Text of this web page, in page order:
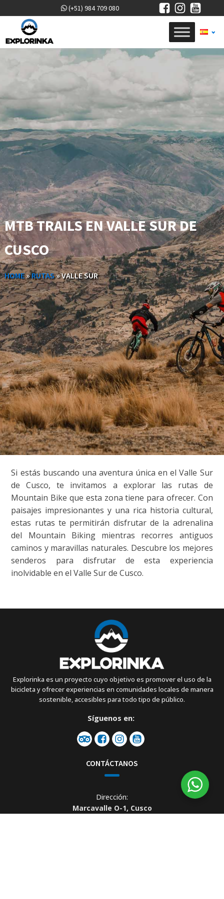
(+51) 984 709 080
MTB TRAILS EN VALLE SUR DE
CUSCO
HOME»RUTAS»VALLE SUR
Si estás buscando una aventura única en el Valle Sur
de Cusco, te invitamos a explorar las rutas de
Mountain Bike que esta zona tiene para ofrecer. Con
paisajes impresionantes y una rica historia cultural,
estas rutas te permitirán disfrutar de la adrenalina
del Mountain Biking mientras recorres antiguos
caminos y maravillas naturales. Descubre los mejores
senderos para disfrutar de esta experiencia
inolvidable en el Valle Sur de Cusco.
Explorinka es un proyecto cuyo objetivo es promover el uso de la
bicicleta y ofrecer experiencias en comunidades locales de manera
sostenible, accesibles para todo tipo de público.
Síguenos en:
CONTÁCTANOS
Dirección:
Marcavalle O-1, Cusco